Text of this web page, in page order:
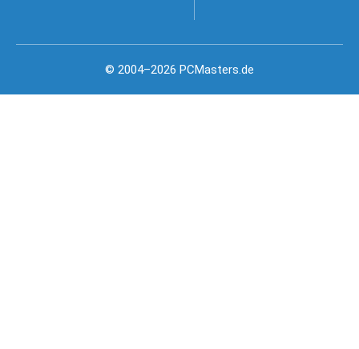
© 2004–2026 PCMasters.de